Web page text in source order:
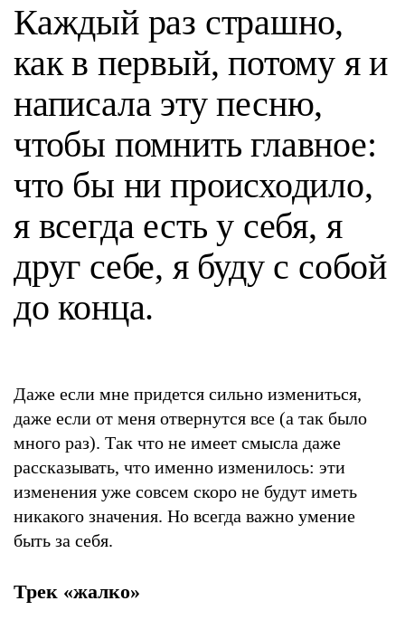
Каждый раз страшно,
как в первый, потому я и
написала эту песню,
чтобы помнить главное:
что бы ни происходило,
я всегда есть у себя, я
друг себе, я буду с собой
до конца.
Даже если мне придется сильно измениться,
даже если от меня отвернутся все (а так было
много раз). Так что не имеет смысла даже
рассказывать, что именно изменилось: эти
изменения уже совсем скоро не будут иметь
никакого значения. Но всегда важно умение
быть за себя.
Трек «жалко»